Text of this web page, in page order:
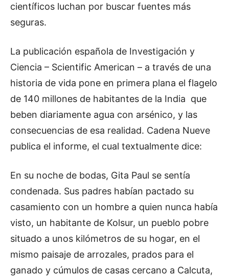
científicos luchan por buscar fuentes más
seguras.
La publicación española de Investigación y
Ciencia – Scientific American – a través de una
historia de vida pone en primera plana el flagelo
de 140 millones de habitantes de la India que
beben diariamente agua con arsénico, y las
consecuencias de esa realidad. Cadena Nueve
publica el informe, el cual textualmente dice:
En su noche de bodas, Gita Paul se sentía
condenada. Sus padres habían pactado su
casamiento con un hombre a quien nunca había
visto, un habitante de Kolsur, un pueblo pobre
situado a unos kilómetros de su hogar, en el
mismo paisaje de arrozales, prados para el
ganado y cúmulos de casas cercano a Calcuta,